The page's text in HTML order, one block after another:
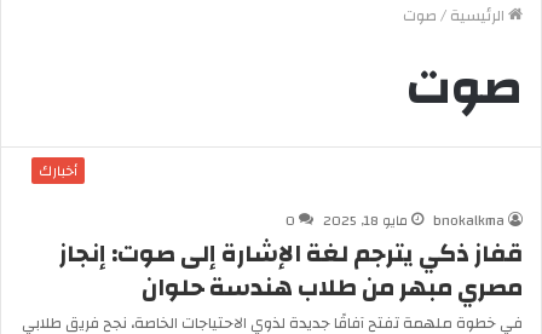
الرئيسية/صوت
صوت
أخبارك
bnokalkma
مايو 18, 2025 0
قفاز ذكي يترجم لغة الإشارة إلى صوت: إنجاز
مصري مبهر من طلاب هندسة حلوان
في خطوة ملهمة تفتح آفاقًا جديدة لذوي الاحتياجات الخاصة، نجح فريق طلابي